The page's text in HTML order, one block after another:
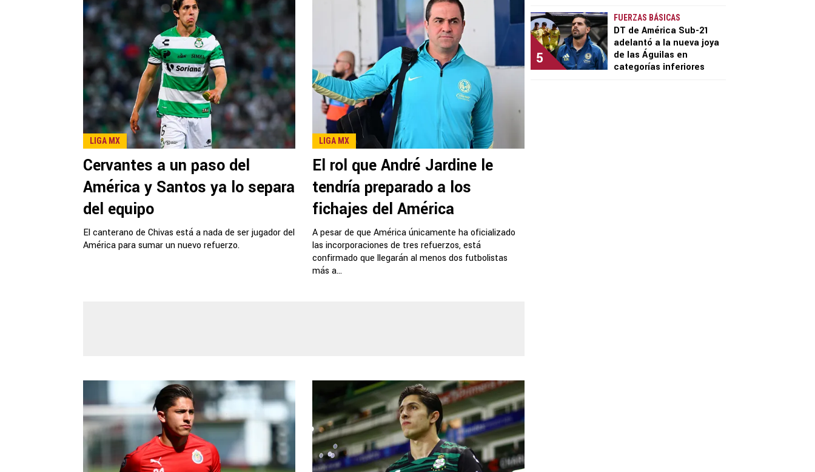
LIGA MX
Cervantes a un paso del
América y Santos ya lo separa
del equipo
El canterano de Chivas está a nada de ser jugador del
América para sumar un nuevo refuerzo.
LIGA MX
El rol que André Jardine le
tendría preparado a los
fichajes del América
A pesar de que América únicamente ha oficializado
las incorporaciones de tres refuerzos, está
confirmado que llegarán al menos dos futbolistas
más a...
5
FUERZAS BÁSICAS
DT de América Sub-21
adelantó a la nueva joya
de las Águilas en
categorías inferiores